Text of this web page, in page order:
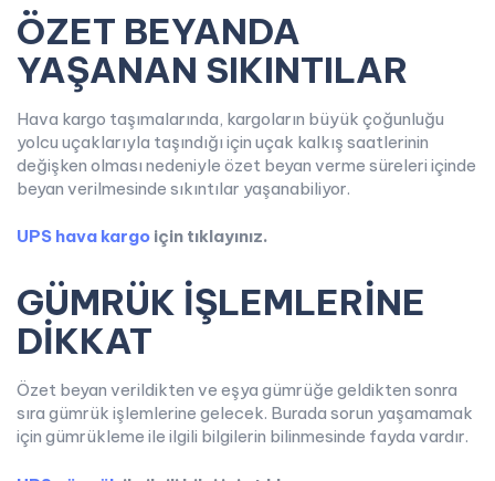
ÖZET BEYANDA
YAŞANAN SIKINTILAR
Hava kargo taşımalarında, kargoların büyük çoğunluğu
yolcu uçaklarıyla taşındığı için uçak kalkış saatlerinin
değişken olması nedeniyle özet beyan verme süreleri içinde
beyan verilmesinde sıkıntılar yaşanabiliyor.
UPS hava kargo için tıklayınız.
GÜMRÜK İŞLEMLERİNE
DİKKAT
Özet beyan verildikten ve eşya gümrüğe geldikten sonra
sıra gümrük işlemlerine gelecek. Burada sorun yaşamamak
için gümrükleme ile ilgili bilgilerin bilinmesinde fayda vardır.